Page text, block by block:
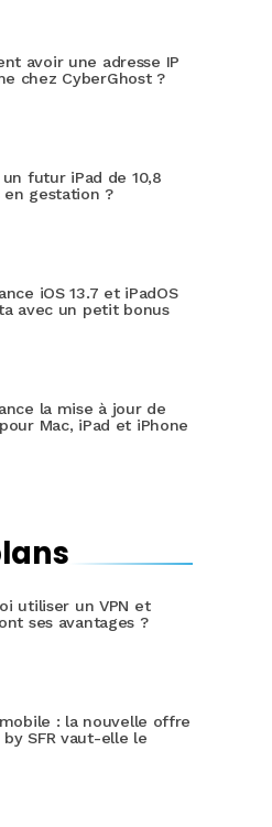
avoir une adresse IP
chez CyberGhost ?
futur iPad de 10,8
en gestation ?
iOS 13.7 et iPadOS
avec un petit bonus
la mise à jour de
Mac, iPad et iPhone
utiliser un VPN et
ses avantages ?
: la nouvelle offre
by SFR vaut-elle le